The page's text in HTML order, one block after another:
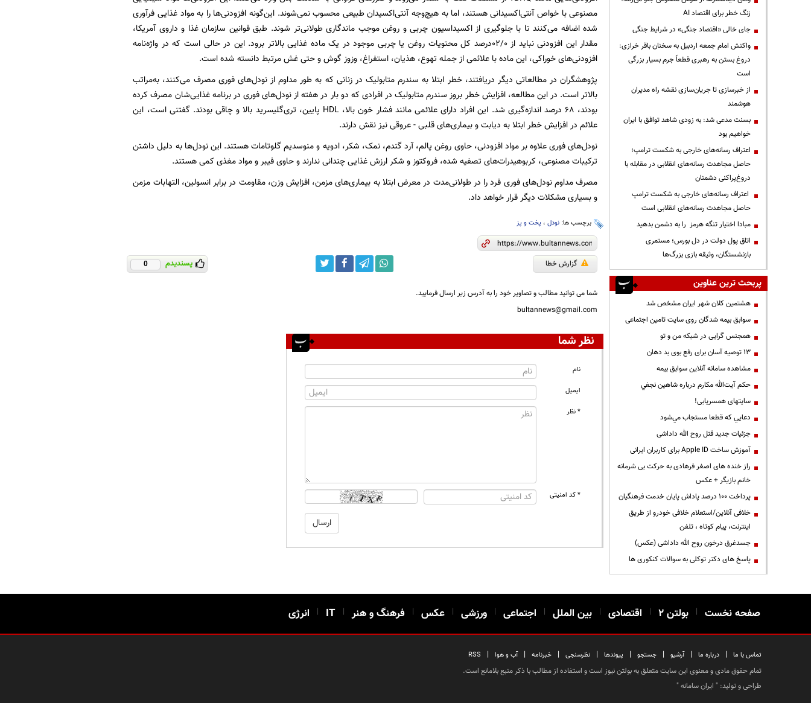
مصنوعی با خواص آنتی‌اکسیدانی هستند، اما به هیچ‌وجه آنتی‌اکسیدان طبیعی محسوب نمی‌شوند. این‌گونه افزودنی‌ها را به مواد غذایی فرآوری
شده اضافه می‌کنند تا با جلوگیری از اکسیداسیون چربی و روغن موجب ماندگاری طولانی‌تر ‌شوند. طبق قوانین سازمان غذا و داروی آمریکا،
مقدار این افزودنی نباید از 02/0درصد کل محتویات روغن یا چربی موجود در یک ماده غذایی بالاتر برود. این در حالی است که در واژه‌نامه‌
افزودنی‌های خوراکی، این ماده با علائمی از جمله تهوع، هذیان، استفراغ، وزوز گوش و حتی غش مرتبط دانسته شده است.
پژوهشگران در مطالعاتی دیگر دریافتند، خطر ابتلا به سندرم متابولیک در زنانی که به طور مداوم از نودل‌های فوری مصرف می‌کنند، به‌مراتب
بالاتر است. در این مطالعه، افزایش خطر بروز سندرم متابولیک در افرادی که دو بار در هفته از نودل‌های فوری در برنامه غذایی‌شان مصرف کرده
بودند، 68 درصد اندازه‌گیری شد. این افراد دارای علائمی مانند فشار خون بالا، HDL پایین، تری‌گلیسرید بالا و چاقی بودند. گفتنی است، این
علائم در افزایش خطر ابتلا به دیابت و بیماری‌های قلبی - عروقی نیز نقش دارند.
نودل‌های فوری علاوه بر مواد افزودنی، حاوی روغن پالم، آرد گندم، نمک، شکر، ادویه و منوسدیم گلوتامات هستند. این نودل‌ها به دلیل داشتن
ترکیبات مصنوعی، کربوهیدرات‌های تصفیه شده، فروکتوز و شکر ارزش غذایی چندانی ندارند و حاوی فیبر و مواد مغذی کمی هستند.
مصرف مداوم نودل‌های فوری فرد را در طولانی‌مدت در معرض ابتلا به بیماری‌های مزمن، افزایش وزن، مقاومت در برابر انسولین، التهابات مزمن
و بسیاری مشکلات دیگر قرار خواهد داد.
برچسب ها: نودل، پخت و پز
گزارش خطا پسندیدم 0
شما می توانید مطالب و تصاویر خود را به آدرس زیر ارسال فرمایید.
bultannews@gmail.com
نظر شما
نام
ایمیل
* نظر
* کد امنیتی
زنگ خطر برای اقتصاد AI
جای خالی «اقتصاد جنگی» در شرایط جنگی
واکنش امام جمعه اردبیل به سخنان باقر خرازی:
دروغ بستن به رهبری قطعاً جرم بسیار بزرگی
است
از خبرسازی تا جریان‌سازی نقشه راه مدیران
هوشمند
بسنت مدعی شد: به زودی شاهد توافق با ایران
خواهیم بود
اعتراف رسانه‌های خارجی به شکست ترامپ؛
حاصل مجاهدت رسانه‌های انقلابی در مقابله با
دروغ‌پراکنی دشمنان
اعتراف رسانه‌های خارجی به شکست ترامپ
حاصل مجاهدت رسانه‌های انقلابی است
مبادا اختیار تنگه هرمز را به دشمن بدهید
اتاق پول دولت در دل بورس؛ مستمری
بازنشستگان، وثیقه بازی بزرگ‌ها
پربحث ترین عناوین
هشتمین کلان شهر ایران مشخص شد
سوابق بیمه شدگان روی سایت تامین اجتماعی
همجنس گرایی در شبکه من و تو
13 توصیه آسان برای رفع بوی بد دهان
مشاهده سامانه آنلاين سوابق بیمه
حكم آيت‌الله مكارم درباره شاهين نجفي
سایتهای همسریابی!
دعايي كه قطعا مستجاب مي‌شود
جزئیات جدید قتل روح الله داداشی
آموزش ساخت Apple ID برای کاربران ایرانی
راز خنده های اصغر فرهادی به حرکت بی شرمانه
خانم بازیگر + عکس
پرداخت ۱۰۰ درصد پاداش پایان خدمت فرهنگیان
خلافی آنلاین/استعلام خلافی خودرو از طریق
اینترنت، پیام کوتاه ، تلفن
جسدغرق درخون روح الله داداشی (عکس)
پاسخ های دکتر توکلی به سوالات کنکوری ها
صفحه نخست | بولتن ۲ | اقتصادی | بین الملل | اجتماعی | ورزشی | عکس | فرهنگ و هنر |
IT
| انرژی
تماس با ما | درباره ما | آرشیو | جستجو | پیوندها | نظرسنجی | خبرنامه | آب و هوا |
RSS
تمام حقوق مادی و معنوی این سایت متعلق به بولتن نیوز است و استفاده از مطالب با ذکر منبع بلامانع است.
طراحی و تولید: " ایران سامانه"